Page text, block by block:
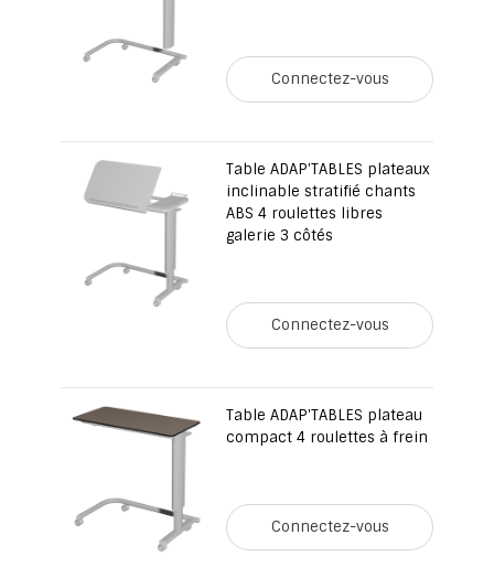
Connectez-vous
Table ADAP'TABLES plateaux
inclinable stratifié chants
ABS 4 roulettes libres
galerie 3 côtés
Connectez-vous
Table ADAP'TABLES plateau
compact 4 roulettes à frein
Connectez-vous